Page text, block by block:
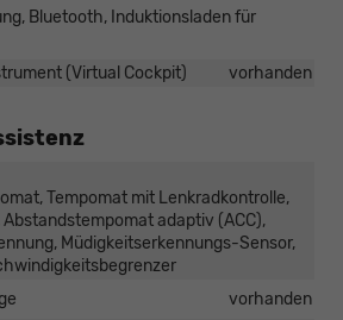
Bluetooth, Induktionsladen für
(Virtual Cockpit)
vorhanden
Tempomat mit Lenkradkontrolle,
adaptiv (ACC),
Müdigkeitserkennungs-Sensor,
vorhanden